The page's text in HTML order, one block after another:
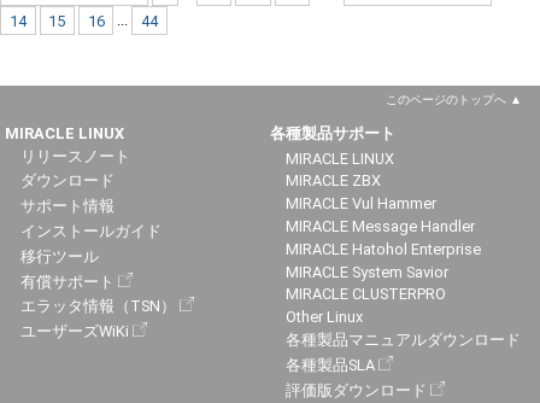
14
15 16 ... 44
このページのトップへ
MIRACLE LINUX
リリースノート
ダウンロード
サポート情報
インストールガイド
移行ツール
有償サポート
エラッタ情報（TSN）
ユーザーズWiKi
各種製品サポート
MIRACLE LINUX
MIRACLE ZBX
MIRACLE Vul Hammer
MIRACLE Message Handler
MIRACLE Hatohol Enterprise
MIRACLE System Savior
MIRACLE CLUSTERPRO
Other Linux
各種製品マニュアルダウンロード
各種製品SLA
評価版ダウンロード